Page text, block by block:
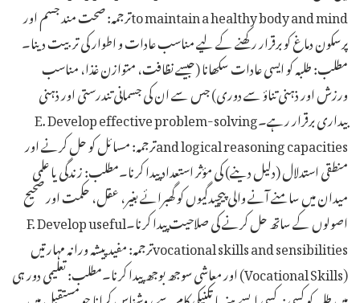
to maintain a healthy body and mindترجمہ: صحت مند جسم اور
پرسکون دماغ کو برقرار رکھنے کے لیے مناسب عادات و اطوار کی تربیت دینا۔
مطلب: طلبہ کو ایسی عادات سکھانا (جیسے نظافت، متوازن غذا، مناسب
ورزش اور ذہنی تناؤ سے دوری) جس سے ان کی جسمانی تندرستی اور ذہنی
بیداری برقرار رہے۔E. Develop effective problem-solving
and logical reasoning capacitiesترجمہ: مسائل کو حل کرنے اور
منطقی استدلال (دلیل دینے) کی مؤثر استعداد پیدا کرنا۔مطلب: زندگی یا علمی
میدان میں سامنے آنے والی پیچیدگیوں کو گھبرائے بغیر، عقل، حکمت اور صحیح
اصولوں کے ساتھ حل کرنے کی صلاحیت پیدا کرنا۔F. Develop useful
vocational skills and sensibilitiesترجمہ: مفید پیشہ ورانہ مہارتیں
(Vocational Skills) اور معاشی سوجھ بوجھ پیدا کرنا۔مطلب: تعلیمی دور ہی